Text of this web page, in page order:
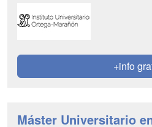
+info
Máster Universitario